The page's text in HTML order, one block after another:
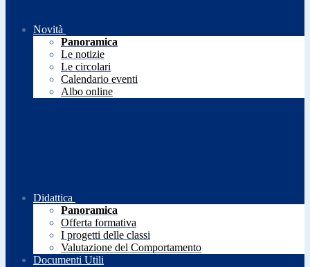
Novità
Panoramica
Le notizie
Le circolari
Calendario eventi
Albo online
Didattica
Panoramica
Offerta formativa
I progetti delle classi
Valutazione del Comportamento
Documenti Utili